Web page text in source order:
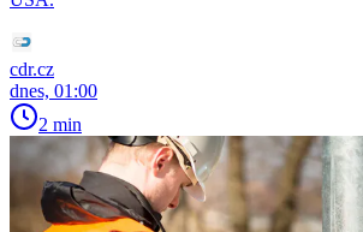
cdr.cz
dnes, 01:00
2 min